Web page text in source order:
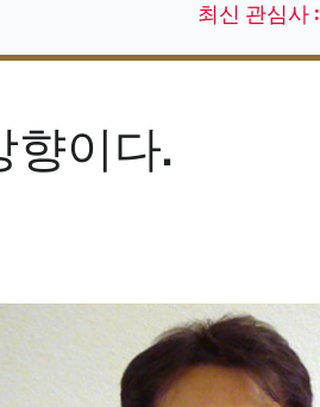
최신 관심사 :
향이다.